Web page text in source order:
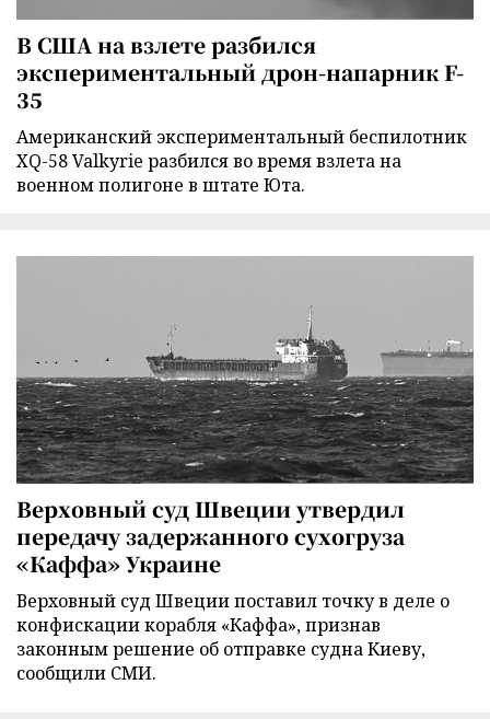
В США на взлете разбился
экспериментальный дрон-напарник F-
35
Американский экспериментальный беспилотник
XQ-58 Valkyrie разбился во время взлета на
военном полигоне в штате Юта.
Верховный суд Швеции утвердил
передачу задержанного сухогруза
«Каффа» Украине
Верховный суд Швеции поставил точку в деле о
конфискации корабля «Каффа», признав
законным решение об отправке судна Киеву,
сообщили СМИ.